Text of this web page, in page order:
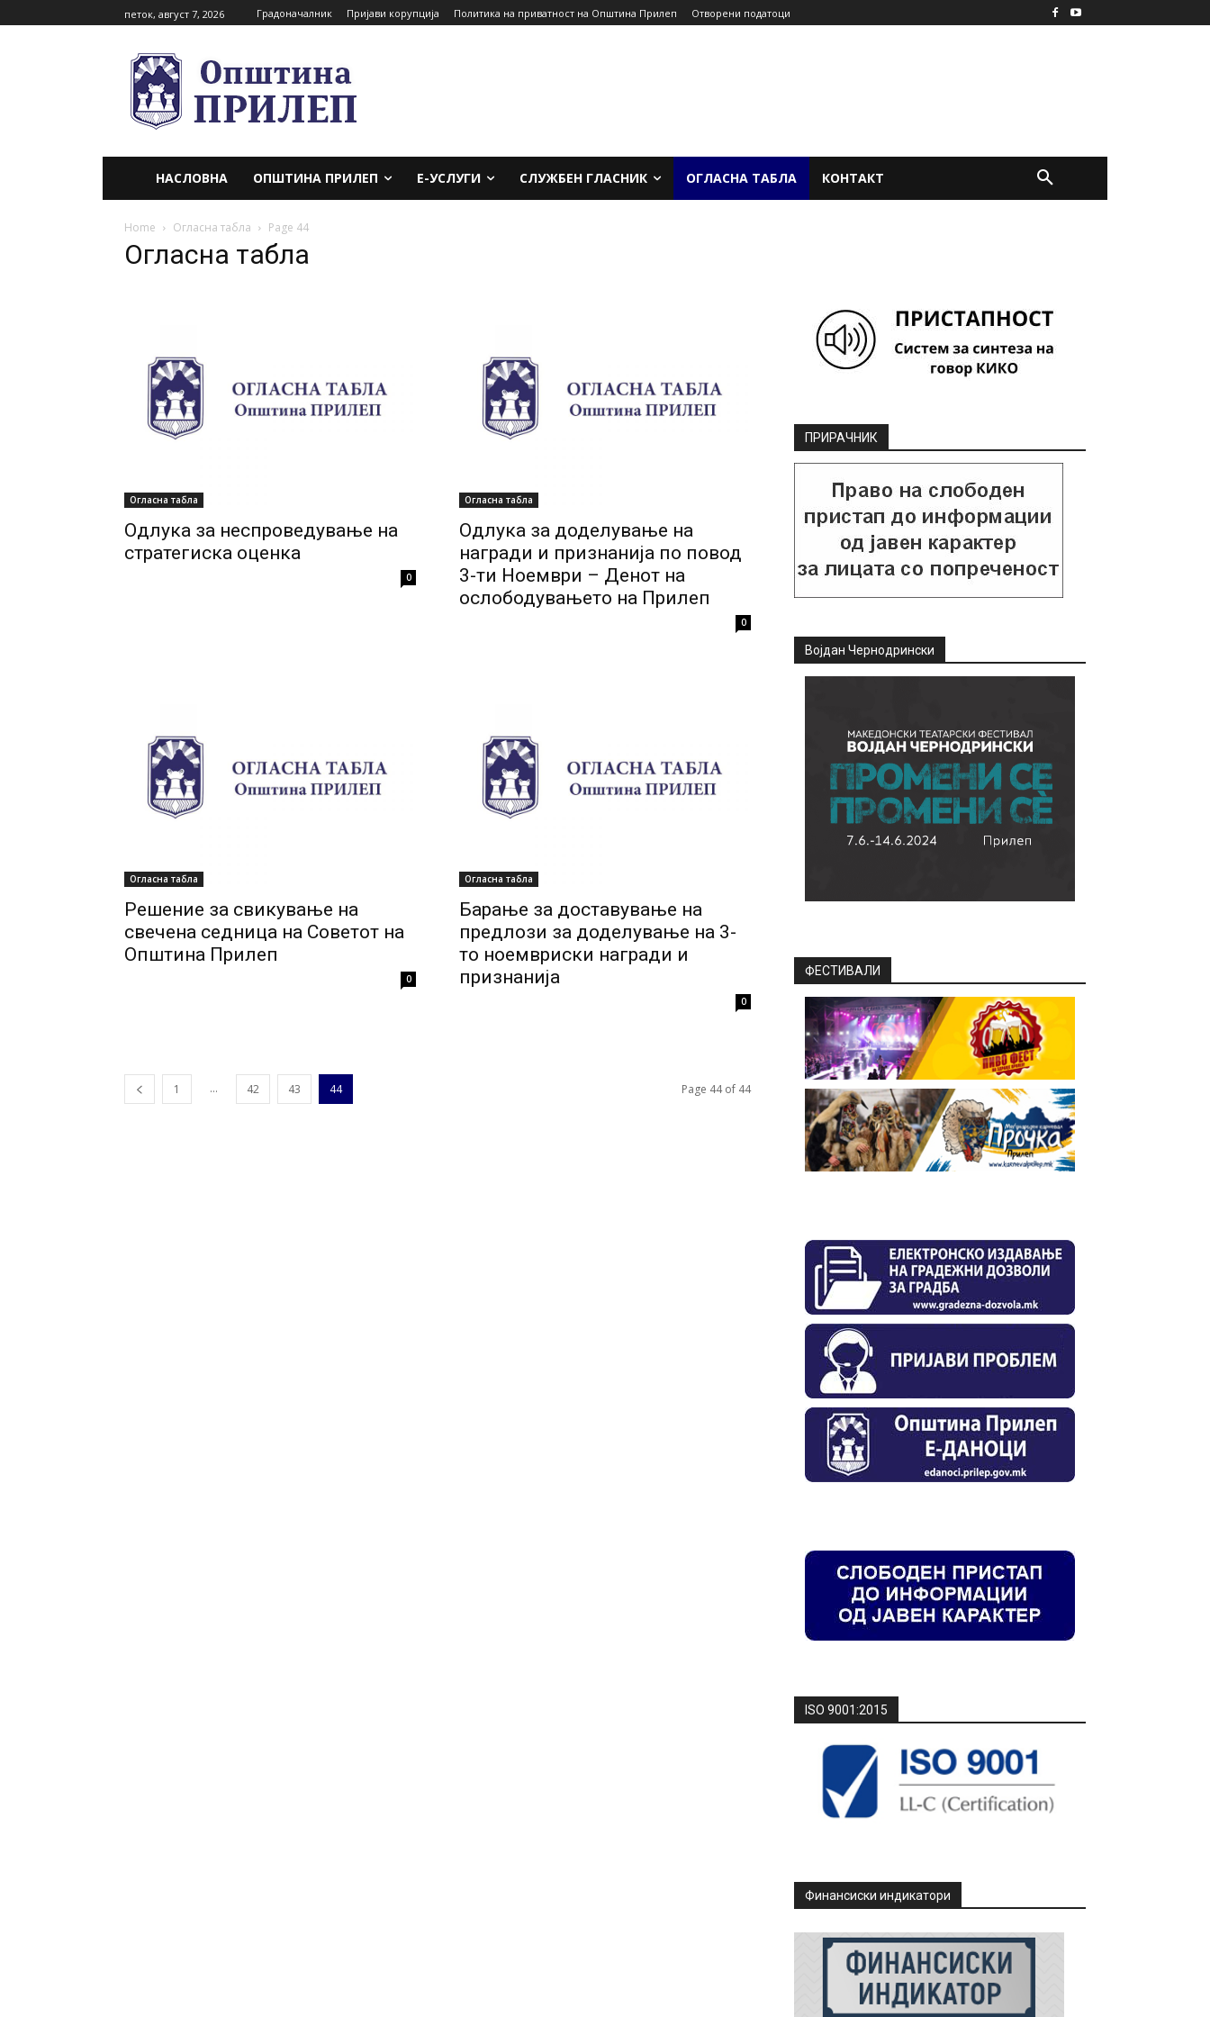
петок, август 7, 2026 Градоначалник Пријави корупција Политика на приватност на Општина Прилеп Отворени податоци
НАСЛОВНА ОПШТИНА ПРИЛЕП Е-УСЛУГИ СЛУЖБЕН ГЛАСНИК ОГЛАСНА ТАБЛА КОНТАКТ
Home Огласна табла Page 44
Огласна табла
Огласна табла
Одлука за неспроведување на
стратегиска оценка
0
Огласна табла
Одлука за доделување на
награди и признанија по повод
3-ти Ноември – Денот на
ослободувањето на Прилеп
0
Огласна табла
Решение за свикување на
свечена седница на Советот на
Општина Прилеп
0
Огласна табла
Барање за доставување на
предлози за доделување на 3-
то ноемвриски награди и
признанија
0
1 ... 42 43 44 Page 44 of 44
ПРИРАЧНИК
Војдан Чернодрински
ФЕСТИВАЛИ
ISO 9001:2015
Финансиски индикатори